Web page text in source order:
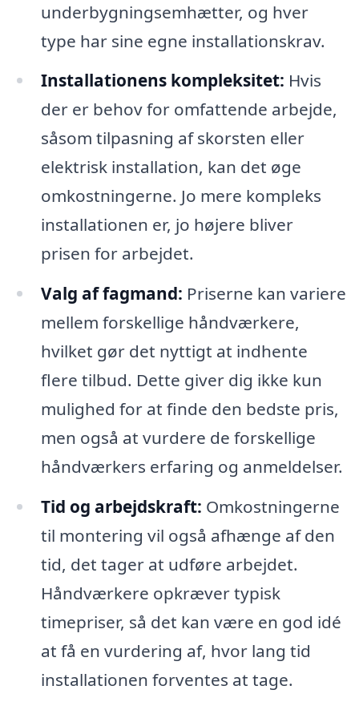
underbygningsemhætter, og hver
type har sine egne installationskrav.
Installationens kompleksitet: Hvis
der er behov for omfattende arbejde,
såsom tilpasning af skorsten eller
elektrisk installation, kan det øge
omkostningerne. Jo mere kompleks
installationen er, jo højere bliver
prisen for arbejdet.
Valg af fagmand: Priserne kan variere
mellem forskellige håndværkere,
hvilket gør det nyttigt at indhente
flere tilbud. Dette giver dig ikke kun
mulighed for at finde den bedste pris,
men også at vurdere de forskellige
håndværkers erfaring og anmeldelser.
Tid og arbejdskraft: Omkostningerne
til montering vil også afhænge af den
tid, det tager at udføre arbejdet.
Håndværkere opkræver typisk
timepriser, så det kan være en god idé
at få en vurdering af, hvor lang tid
installationen forventes at tage.